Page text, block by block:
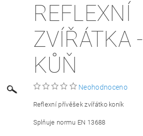
REFLEXNÍ
ZVÍŘÁTKA -
KŮŇ
Neohodnoceno
Reflexní přívěšek zvířátko koník
Splňuje normu EN 13688